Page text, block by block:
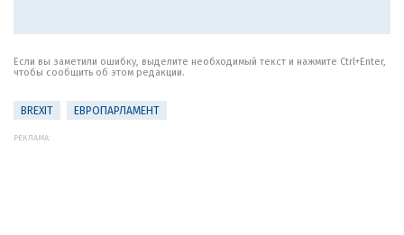
Если вы заметили ошибку, выделите необходимый текст и нажмите Ctrl+Enter,
чтобы сообщить об этом редакции.
BREXIT ЕВРОПАРЛАМЕНТ
РЕКЛАМА: